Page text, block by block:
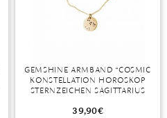
GEMSHINE ARMBAND “COSMIC
KONSTELLATION HOROSKOP
STERNZEICHEN SAGITTARIUS
39,90€